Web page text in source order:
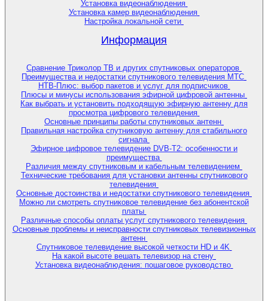
Установка видеонаблюдения
Установка камер видеонаблюдения
Настройка локальной сети
Информация
Сравнение Триколор ТВ и других спутниковых операторов
Преимущества и недостатки спутникового телевидения МТС
НТВ-Плюс: выбор пакетов и услуг для подписчиков
Плюсы и минусы использования эфирной цифровой антенны
Как выбрать и установить подходящую эфирную антенну для
просмотра цифрового телевидения
Основные принципы работы спутниковых антенн
Правильная настройка спутниковую антенну для стабильного
сигнала
Эфирное цифровое телевидение DVB-T2: особенности и
преимущества
Различия между спутниковым и кабельным телевидением
Технические требования для установки антенны спутникового
телевидения
Основные достоинства и недостатки спутникового телевидения
Можно ли смотреть спутниковое телевидение без абонентской
платы
Различные способы оплаты услуг спутникового телевидения
Основные проблемы и неисправности спутниковых телевизионных
антенн
Спутниковое телевидение высокой четкости HD и 4K
На какой высоте вешать телевизор на стену
Установка видеонаблюдения: пошаговое руководство